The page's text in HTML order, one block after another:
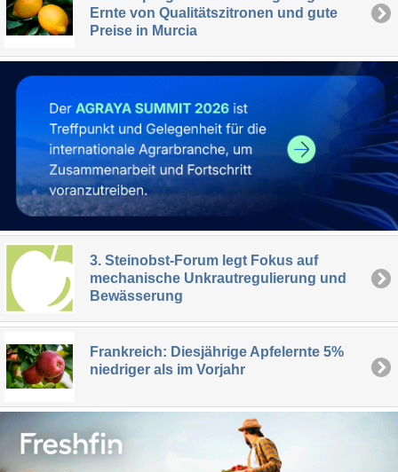
Ernte von Qualitätszitronen und gute
Preise in Murcia
3. Steinobst-Forum legt Fokus auf
mechanische Unkrautregulierung und
Bewässerung
Frankreich: Diesjährige Apfelernte 5%
niedriger als im Vorjahr